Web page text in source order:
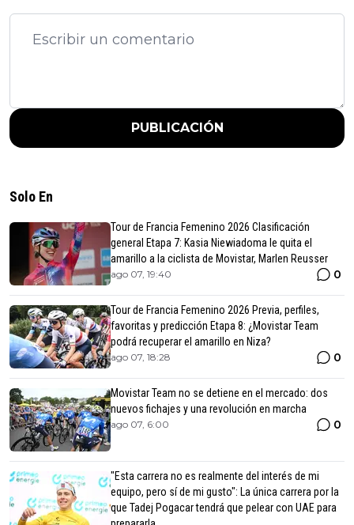
PUBLICACIÓN
Solo En
Tour de Francia Femenino 2026 Clasificación
general Etapa 7: Kasia Niewiadoma le quita el
amarillo a la ciclista de Movistar, Marlen Reusser
ago 07, 19:40 0
Tour de Francia Femenino 2026 Previa, perfiles,
favoritas y predicción Etapa 8: ¿Movistar Team
podrá recuperar el amarillo en Niza?
ago 07, 18:28 0
Movistar Team no se detiene en el mercado: dos
nuevos fichajes y una revolución en marcha
ago 07, 6:00 0
"Esta carrera no es realmente del interés de mi
equipo, pero sí de mi gusto": La única carrera por la
que Tadej Pogacar tendrá que pelear con UAE para